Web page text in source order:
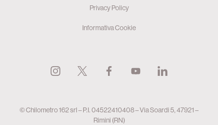
Privacy Policy
Informativa Cookie
© Chilometro 162 srl – P.I. 04522410408 – Via Soardi 5, 47921 –
Rimini (RN)